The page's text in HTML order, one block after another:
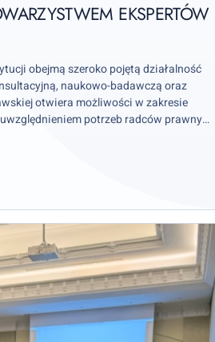
EKSPERTÓW
obejmą szeroko pojętą działalność
naukowo-badawczą oraz
otwiera możliwości w zakresie
potrzeb radców prawnych